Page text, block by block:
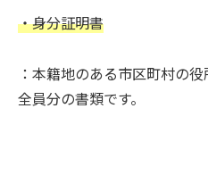
・身分証明書
：本籍地のある市区町村の
全員分の書類です。